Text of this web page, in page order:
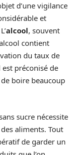
d’une vigilance
et
alcool, souvent
contient
du taux de
préconisé de
boire beaucoup
sucre nécessite
aliments. Tout
de garder un